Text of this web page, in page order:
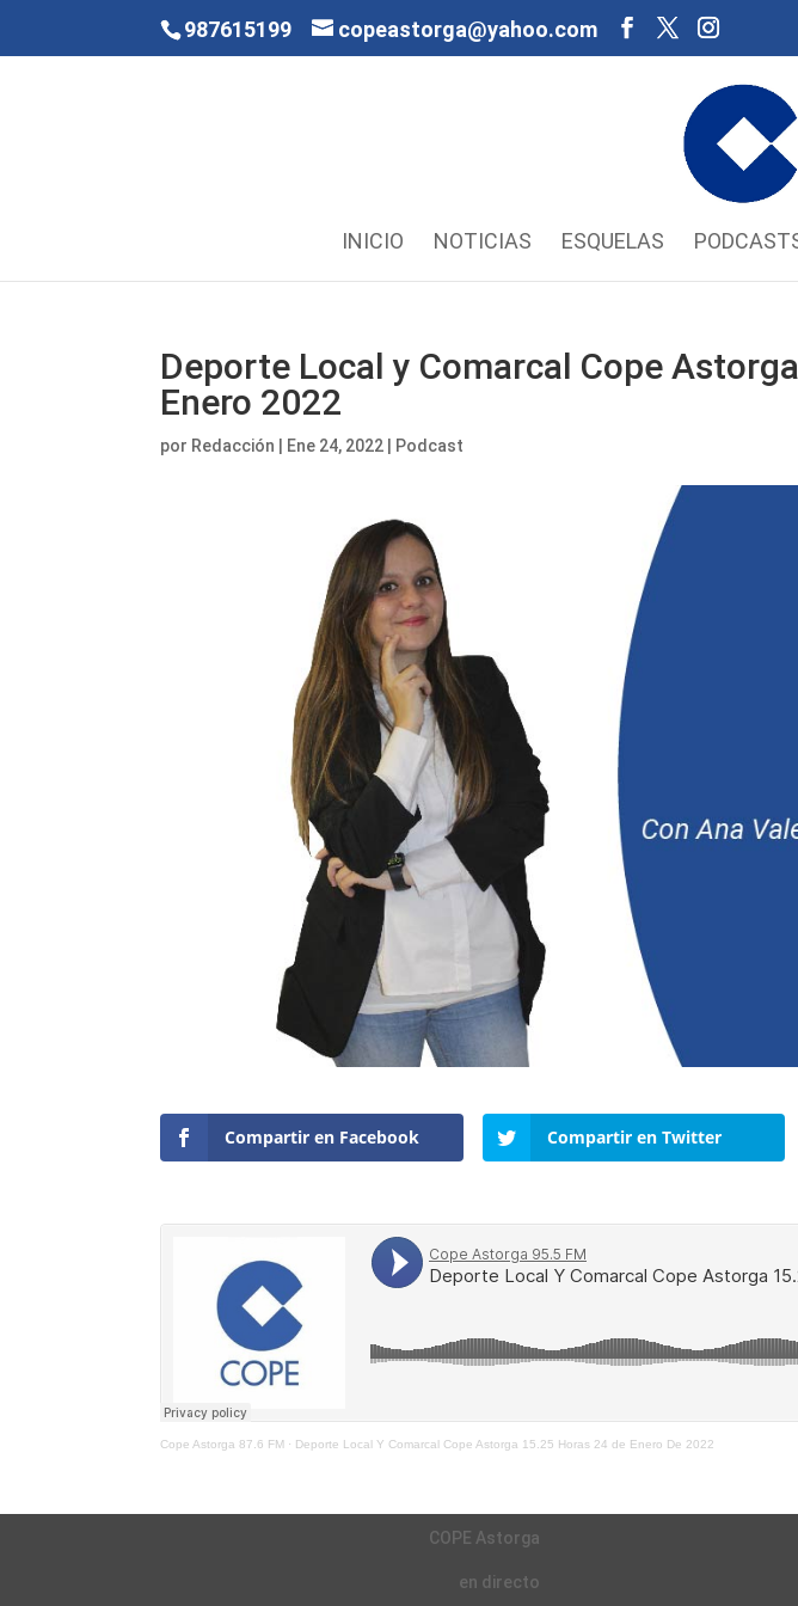
987615199 copeastorga@yahoo.com
INICIO NOTICIAS ESQUELAS
Deporte Local y Comarcal Cope
Enero 2022
por Redacción Ene 24, 2022 Podcast
Compartir en Facebook Compartir en Twitter
Cope Astorga 87.6 FM · Deporte Local Y Comarcal Cope Astorga 15.25 Horas 24 de Enero De 2022
COPE Astorga
en directo